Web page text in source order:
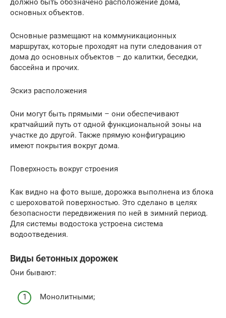
должно быть обозначено расположение дома,
основных объектов.
Основные размещают на коммуникационных
маршрутах, которые проходят на пути следования от
дома до основных объектов – до калитки, беседки,
бассейна и прочих.
Эскиз расположения
Они могут быть прямыми – они обеспечивают
кратчайший путь от одной функциональной зоны на
участке до другой. Также прямую конфигурацию
имеют покрытия вокруг дома.
Поверхность вокруг строения
Как видно на фото выше, дорожка выполнена из блока
с шероховатой поверхностью. Это сделано в целях
безопасности передвижения по ней в зимний период.
Для системы водостока устроена система
водоотведения.
Виды бетонных дорожек
Они бывают:
Монолитными;